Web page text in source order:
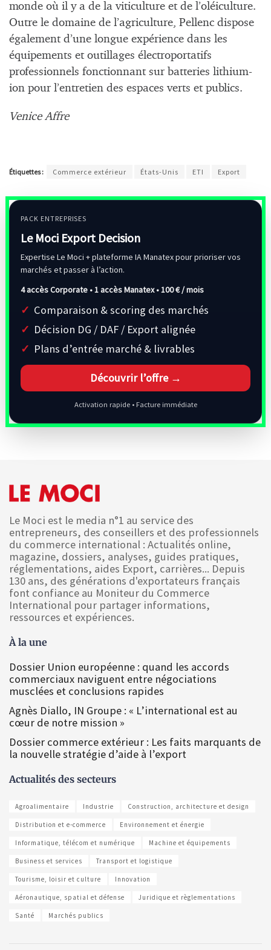
monde où il y a de la viticulture et de l’oléiculture.
Outre le domaine de l’agriculture, Pellenc dispose
également d’une longue expérience dans les
équipements et outillages électroportatifs
professionnels fonctionnant sur batteries lithium-
ion pour l’entretien des espaces verts et publics.
Venice Affre
Étiquettes : Commerce extérieur États-Unis ETI Export
PACK ENTREPRISES
Le Moci Export Decision
Expertise Le Moci + plateforme IA Manatex pour prioriser vos
marchés et passer à l’action.
4 accès Corporate • 1 accès Manatex •100 € / mois
Comparaison & scoring des marchés
Décision DG / DAF / Export alignée
Plans d’entrée marché & livrables
Découvrir l’offre →
Activation rapide • Facture immédiate
Le Moci est le media n°1 au service des
entrepreneurs, des conseillers et des professionnels
du commerce international : Actualités online,
magazine, dossiers, analyses, guides pratiques,
réglementations, aides Export, carrières... Depuis
130 ans, des générations d'exportateurs français
font confiance au Moniteur du Commerce
International pour partager informations,
ressources et expériences.
À la une
Dossier Union européenne : quand les accords
commerciaux naviguent entre négociations
musclées et conclusions rapides
Agnès Diallo, IN Groupe : « L’international est au
cœur de notre mission »
Dossier commerce extérieur : Les faits marquants de
la nouvelle stratégie d’aide à l’export
Actualités des secteurs
Agroalimentaire Industrie Construction, architecture et design
Distribution et e-commerce Environnement et énergie
Informatique, télécom et numérique Machine et équipements
Business et services Transport et logistique
Tourisme, loisir et culture Innovation
Aéronautique, spatial et défense Juridique et règlementations
Santé Marchés publics